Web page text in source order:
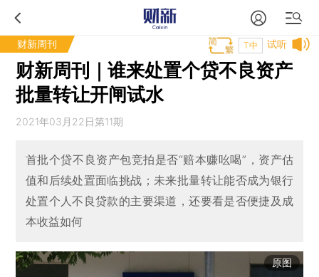
财新周刊 试听
T中
财新周刊｜谁来处置个贷不良资产
批量转让开闸试水
2021年03月22日第11期
首批个贷不良资产包竞拍是否“赔本赚吆喝”，资产估
值和后续处置面临挑战；未来批量转让能否成为银行
处置个人不良贷款的主要渠道，还要看是否便捷及成
本收益如何
原图